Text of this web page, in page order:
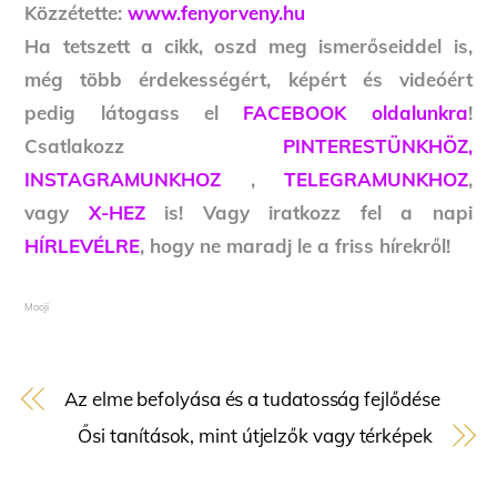
Közzétette:www.fenyorveny.hu
Ha tetszett a cikk, oszd meg ismerőseiddel is,
még több érdekességért, képért és videóért
pedig látogass el FACEBOOK oldalunkra!
Csatlakozz PINTERESTÜNKHÖZ,
INSTAGRAMUNKHOZ , TELEGRAMUNKHOZ,
vagy X-HEZis! Vagy iratkozz fel a napi
HÍRLEVÉLRE, hogy ne maradj le a friss hírekről!
Mooji
Az elme befolyása és a tudatosság fejlődése
Ősi tanítások, mint útjelzők vagy térképek